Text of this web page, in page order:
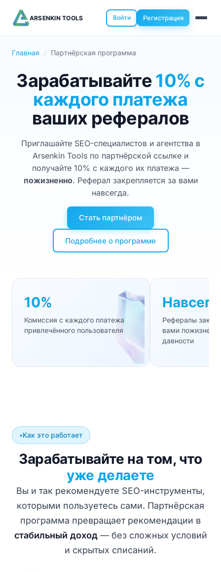
ARSENKIN TOOLS Войти Регистрация
Главная Партнёрская программа
Зарабатывайте10% с
каждого платежа
ваших рефералов
Приглашайте SEO-специалистов и агентства в
Arsenkin Tools по партнёрской ссылке и
получайте 10% с каждого их платежа —
пожизненно. Реферал закрепляется за вами
навсегда.
Стать партнёром
Подробнее о программе
10%
Комиссия с каждого платежа
привлечённого пользователя
Рефералы
вами
давности
Как это работает
Зарабатывайте на том, что
уже делаете
Вы и так рекомендуете SEO-инструменты,
которыми пользуетесь сами. Партнёрская
программа превращает рекомендации в
стабильный доход— без сложных условий
и скрытых списаний.